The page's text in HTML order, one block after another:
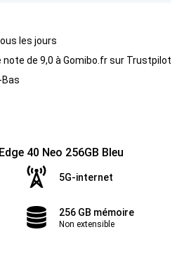
les jours
de 9,0 à Gomibo.fr sur Trustpilot
Bas
40 Neo 256GB Bleu
5G-internet
256 GB mémoire
Non extensible